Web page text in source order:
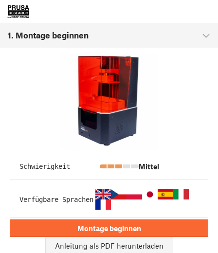
1. Montage beginnen
Schwierigkeit Mittel
Verfügbare Sprachen
Montage beginnen
Anleitung als PDF herunterladen